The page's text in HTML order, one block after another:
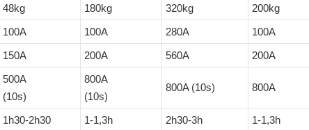
48kg 180kg 320kg 200kg
100A 100A 280A 100A
150A 200A 560A 200A
500A
(10s)
800A
(10s)
800A (10s) 800A
1h30-2h30 1-1,3h 2h30-3h 1-1,3h